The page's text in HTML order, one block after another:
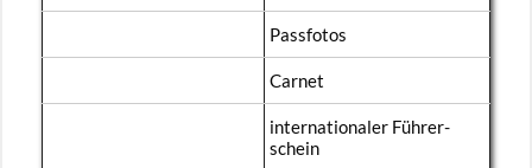
Pass­fo­tos
Car­net
in­ter­na­tio­na­ler Füh­rer­
schein